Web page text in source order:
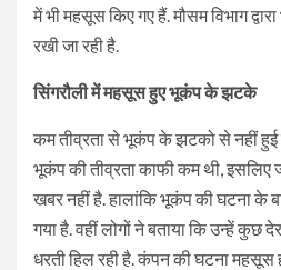
में भी महसूस किए गए हैं. मौसम विभाग
रखी जा रही है.
सिंगरौली में महसूस हुए भूकंप के झटके
कम तीव्रता से भूकंप के झटको से नहीं हुई
भूकंप की तीव्रता काफी कम थी,
खबर नहीं है. हालांकि भूकंप की घटना के
गया है. वहीं लोगों ने बताया कि उन्हें कुछ
धरती हिल रही है. कंपन की घटना महसूस